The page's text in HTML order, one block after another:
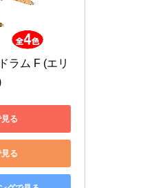
ラム F (エリ
る
る